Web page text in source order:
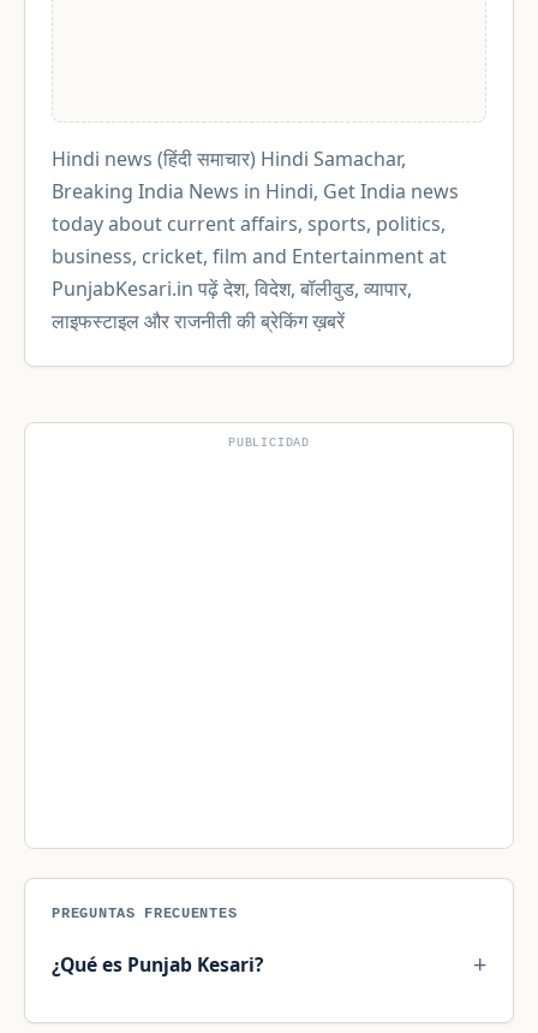
Hindi news (हिंदी समाचार) Hindi Samachar,
Breaking India News in Hindi, Get India news
today about current affairs, sports, politics,
business, cricket, film and Entertainment at
PunjabKesari.in पढ़ें देश, विदेश, बॉलीवुड, व्यापार,
लाइफस्टाइल और राजनीती की ब्रेकिंग ख़बरें
PUBLICIDAD
PREGUNTAS FRECUENTES
¿Qué es Punjab Kesari?